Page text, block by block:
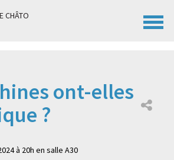
CHÂTO
ont-elles
?
à 20h en salle A30